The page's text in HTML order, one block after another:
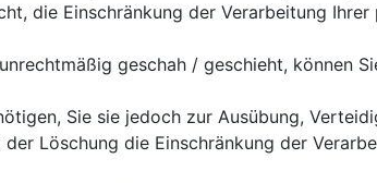
die Einschränkung der Verarbeitung
geschah / geschieht, können
Sie sie jedoch zur Ausübung,
Löschung die Einschränkung der